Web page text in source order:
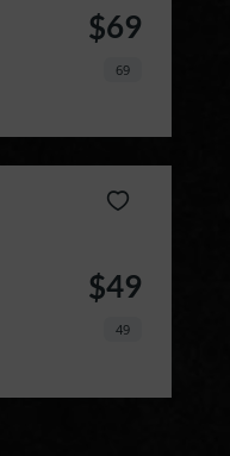
$69
69
$49
49